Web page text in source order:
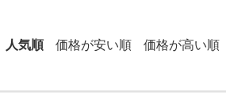
人気順 価格が安い順 価格が高い順